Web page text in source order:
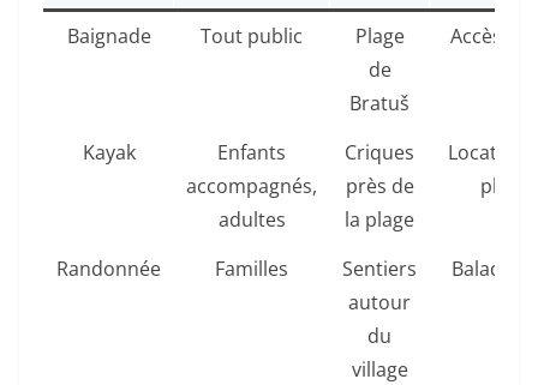
Baignade
Tout public
Plage
de
Bratuš
Accès
Kayak
Enfants
accompagnés,
adultes
Criques
près de
la plage
Location
place
Randonnée Familles
Sentiers
autour
du
village
Balade